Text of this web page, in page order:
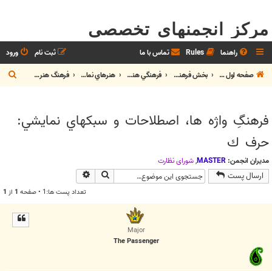
مرکز انجمنهای تخصصی
راهنما Rules تماس با ما ورود
ثبت نام
صفحه اول تالار
بخش فرهنگ، تمدن و هنر فرهنگي هنري هنرهاي نمايشي فرهنگ هنرهاي نمايشي
س
فرهنگِ واژه ها، اصطلاحات و سبكهاي نمايشي:
حرف ك
مدیران انجمن: MASTER
,شوراي نظارت
ارسال پست جستجو
تعداد پست ها:1 • صفحه 1 از 1
Major
The Passenger